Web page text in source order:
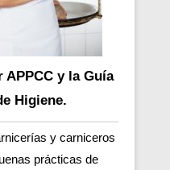
y la Guía
Higiene.
y carniceros
prácticas de